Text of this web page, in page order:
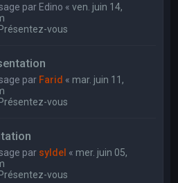
par Edino «ven. juin 14,
vous
par Farid « mar. juin 11,
vous
par syldel « mer. juin 05,
vous